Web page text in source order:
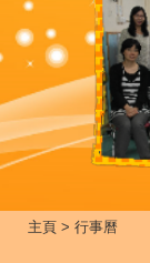
主頁 > 行事曆